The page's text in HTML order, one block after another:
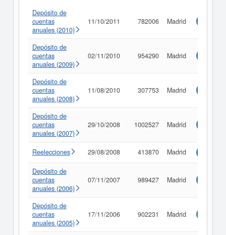
Depósito de
cuentas
anuales (2010)
11/10/2011 782006 Madrid
Depósito de
cuentas
anuales (2009)
02/11/2010 954290 Madrid
Depósito de
cuentas
anuales (2008)
11/08/2010 307753 Madrid
Depósito de
cuentas
anuales (2007)
29/10/2008 1002527 Madrid
Reelecciones 29/08/2008 413870 Madrid
Depósito de
cuentas
anuales (2006)
07/11/2007 989427 Madrid
Depósito de
cuentas
anuales (2005)
17/11/2006 902231 Madrid